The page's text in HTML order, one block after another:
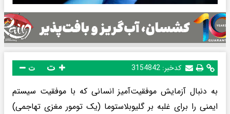
کدخبر: 3154842 ت
به دنبال آزمایش موفقیت‌آمیز انسانی که با موفقیت سیستم
ایمنی را برای غلبه بر گلیوبلاستوما (یک تومور مغزی تهاجمی)